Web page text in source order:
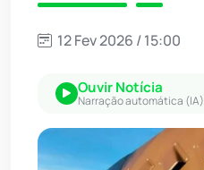
12 Fev 2026 / 15:00
Ouvir Notícia
Narração automática (IA)